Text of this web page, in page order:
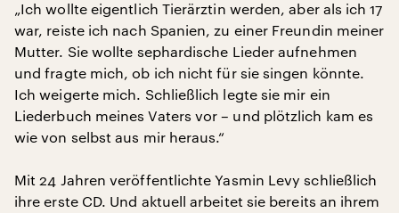
„Ich wollte eigentlich Tierärztin werden, aber als ich 17
war, reiste ich nach Spanien, zu einer Freundin meiner
Mutter. Sie wollte sephardische Lieder aufnehmen
und fragte mich, ob ich nicht für sie singen könnte.
Ich weigerte mich. Schließlich legte sie mir ein
Liederbuch meines Vaters vor – und plötzlich kam es
wie von selbst aus mir heraus.“
Mit 24 Jahren veröffentlichte Yasmin Levy schließlich
ihre erste CD. Und aktuell arbeitet sie bereits an ihrem